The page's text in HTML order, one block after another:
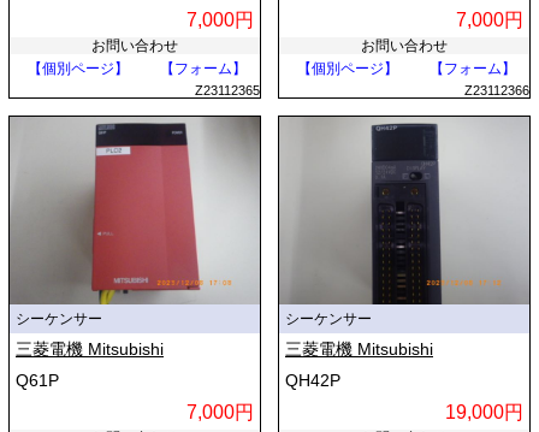
7,000円
お問い合わせ
【個別ページ】
【フォーム】
Z23112365
7,000円
お問い合わせ
【個別ページ】
【フォーム】
Z23112366
シーケンサー
三菱電機 Mitsubishi
Q61P
7,000円
シーケンサー
三菱電機 Mitsubishi
QH42P
19,000円